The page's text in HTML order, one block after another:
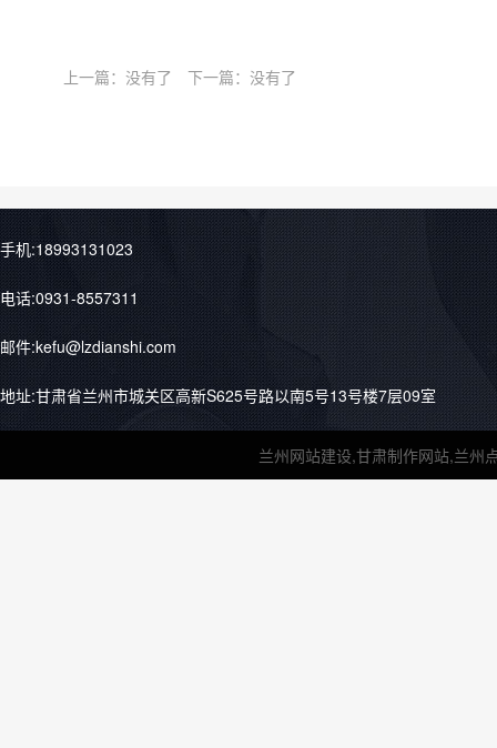
上一篇：没有了 下一篇：没有了
手机:18993131023
电话:0931-8557311
邮件:kefu@lzdianshi.com
地址:甘肃省兰州市城关区高新S625号路以南5号13号楼7层09室
兰州网站建设,甘肃制作网站,